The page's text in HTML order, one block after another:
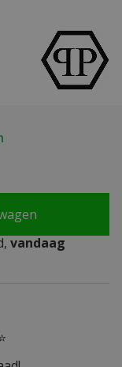
vandaag